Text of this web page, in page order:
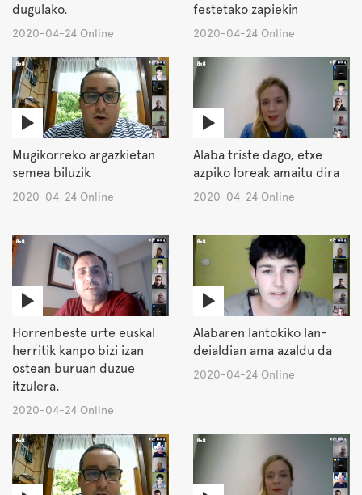
dugulako.
2020-04-24 Online
festetako zapiekin
2020-04-24 Online
Mugikorreko argazkietan
semea biluzik
2020-04-24 Online
Alaba triste dago, etxe
azpiko loreak amaitu dira
2020-04-24 Online
Horrenbeste urte euskal
herritik kanpo bizi izan
ostean buruan duzue
itzulera.
2020-04-24 Online
Alabaren lantokiko lan-
deialdian ama azaldu da
2020-04-24 Online